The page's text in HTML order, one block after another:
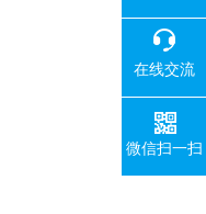
在线交流
微信扫一扫